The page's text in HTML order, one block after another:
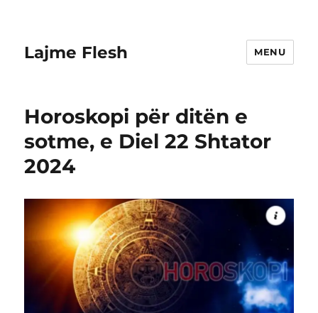
Lajme Flesh MENU
Horoskopi për ditën e
sotme, e Diel 22 Shtator
2024